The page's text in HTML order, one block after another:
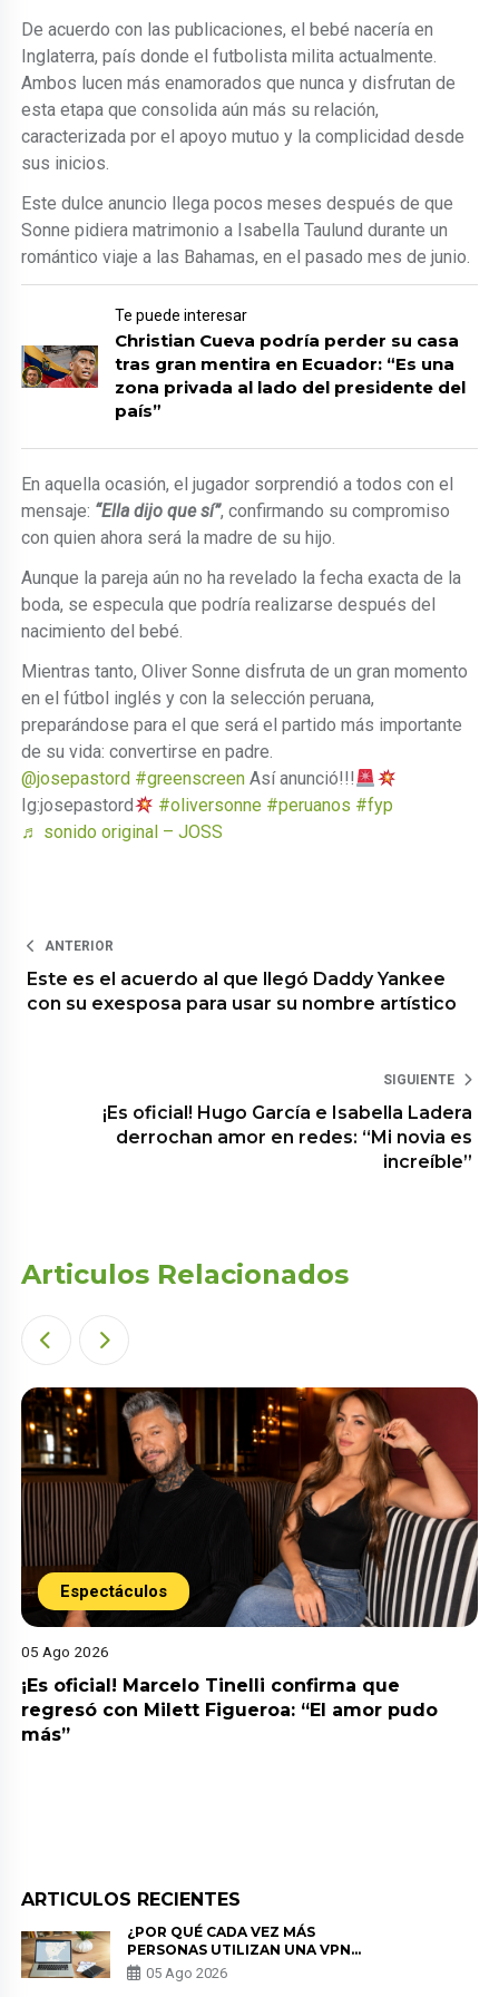
De acuerdo con las publicaciones, el bebé nacería en
Inglaterra, país donde el futbolista milita actualmente.
Ambos lucen más enamorados que nunca y disfrutan de
esta etapa que consolida aún más su relación,
caracterizada por el apoyo mutuo y la complicidad desde
sus inicios.
Este dulce anuncio llega pocos meses después de que
Sonne pidiera matrimonio a Isabella Taulund durante un
romántico viaje a las Bahamas, en el pasado mes de junio.
Te puede interesar
Christian Cueva podría perder su casa
tras gran mentira en Ecuador: “Es una
zona privada al lado del presidente del
país”
En aquella ocasión, el jugador sorprendió a todos con el
mensaje: “Ella dijo que sí”, confirmando su compromiso
con quien ahora será la madre de su hijo.
Aunque la pareja aún no ha revelado la fecha exacta de la
boda, se especula que podría realizarse después del
nacimiento del bebé.
Mientras tanto, Oliver Sonne disfruta de un gran momento
en el fútbol inglés y con la selección peruana,
preparándose para el que será el partido más importante
de su vida: convertirse en padre.
@josepastord #greenscreen Así anunció!!!
Ig:josepastord
#oliversonne #peruanos #fyp
♬ sonido original – JOSS
ANTERIOR
Este es el acuerdo al que llegó Daddy Yankee
con su exesposa para usar su nombre artístico
SIGUIENTE
¡Es oficial! Hugo García e Isabella Ladera
derrochan amor en redes: “Mi novia es
increíble”
Articulos Relacionados
Espectáculos
05 Ago 2026
¡Es oficial! Marcelo Tinelli confirma que
regresó con Milett Figueroa: “El amor pudo
más”
ARTICULOS RECIENTES
¿POR QUÉ CADA VEZ MÁS
PERSONAS UTILIZAN UNA VPN
PARA PROTEGER SU
PRIVACIDAD?
05 Ago 2026